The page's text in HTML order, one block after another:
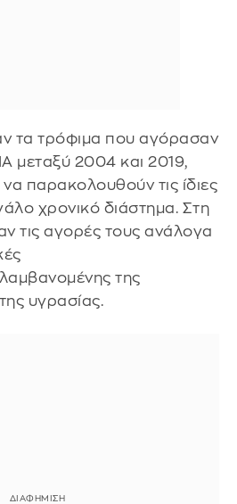
τα τρόφιμα που αγόρασαν
μεταξύ 2004 και 2019,
παρακολουθούν τις ίδιες
χρονικό διάστημα. Στη
τις αγορές τους ανάλογα
της
υγρασίας.